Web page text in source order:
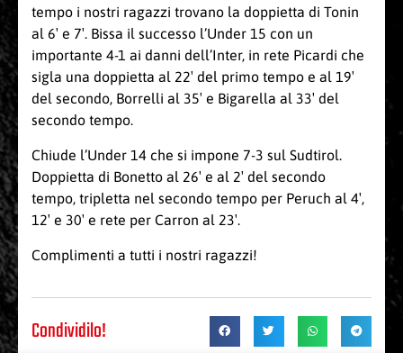
tempo i nostri ragazzi trovano la doppietta di Tonin
al 6′ e 7′. Bissa il successo l’Under 15 con un
importante 4-1 ai danni dell’Inter, in rete Picardi che
sigla una doppietta al 22′ del primo tempo e al 19′
del secondo, Borrelli al 35′ e Bigarella al 33′ del
secondo tempo.
Chiude l’Under 14 che si impone 7-3 sul Sudtirol.
Doppietta di Bonetto al 26′ e al 2′ del secondo
tempo, tripletta nel secondo tempo per Peruch al 4′,
12′ e 30′ e rete per Carron al 23′.
Complimenti a tutti i nostri ragazzi!
Condividilo!